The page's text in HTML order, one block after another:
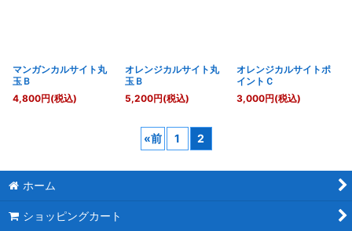
マンガンカルサイト丸
玉Ｂ
4,800円(税込)
オレンジカルサイト丸
玉Ｂ
5,200円(税込)
オレンジカルサイトポ
イントＣ
3,000円(税込)
«前 1 2
ホーム
ショッピングカート